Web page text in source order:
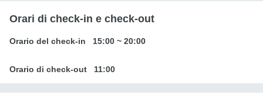
Orari di check-in e check-out
Orario del check-in 15:00 ~ 20:00
Orario di check-out 11:00